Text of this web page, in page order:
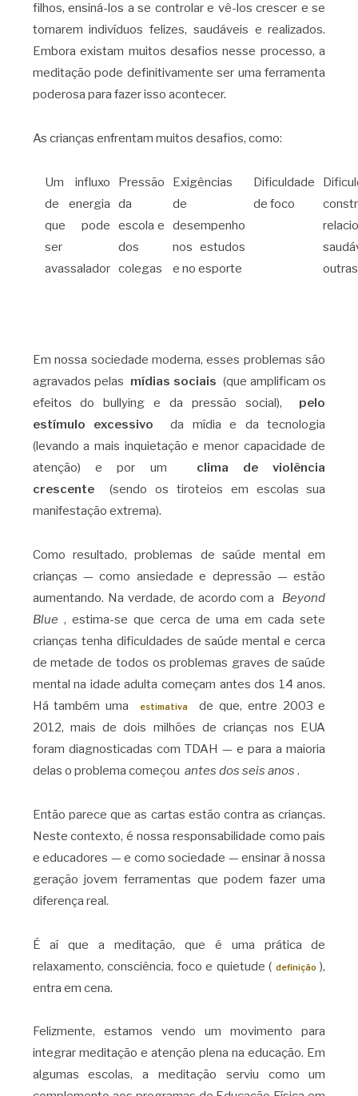
filhos, ensiná-los a se controlar e vê-los crescer e se
tornarem indivíduos felizes, saudáveis ​​e realizados.
Embora existam muitos desafios nesse processo, a
meditação pode definitivamente ser uma ferramenta
poderosa para fazer isso acontecer.
As crianças enfrentam muitos desafios, como:
Um influxo
de energia
que pode
ser
avassalador
Pressão
da
escola e
dos
colegas
Exigências
de
desempenho
nos estudos
e no esporte
Dificuldade
de foco
Em nossa sociedade moderna, esses problemas são
agravados pelas mídias sociais (que amplificam os
efeitos do bullying e da pressão social), pelo
estímulo excessivo da mídia e da tecnologia
(levando a mais inquietação e menor capacidade de
atenção) e por um clima de violência
crescente(sendo os tiroteios em escolas sua
manifestação extrema).
Como resultado, problemas de saúde mental em
crianças — como ansiedade e depressão — estão
aumentando. Na verdade, de acordo com a Beyond
Blue , estima-se que cerca de uma em cada sete
crianças tenha dificuldades de saúde mental e cerca
de metade de todos os problemas graves de saúde
mental na idade adulta começam antes dos 14 anos.
Há também uma
estimativa
de que, entre 2003 e
2012, mais de dois milhões de crianças nos EUA
foram diagnosticadas com TDAH — e para a maioria
delas o problema começou antes dos seis anos .
Então parece que as cartas estão contra as crianças.
Neste contexto, é nossa responsabilidade como pais
e educadores — e como sociedade — ensinar à nossa
geração jovem ferramentas que podem fazer uma
diferença real.
É aí que a meditação, que é uma prática de
relaxamento, consciência, foco e quietude ( definição ),
entra em cena.
Felizmente, estamos vendo um movimento para
integrar meditação e atenção plena na educação. Em
algumas escolas, a meditação serviu como um